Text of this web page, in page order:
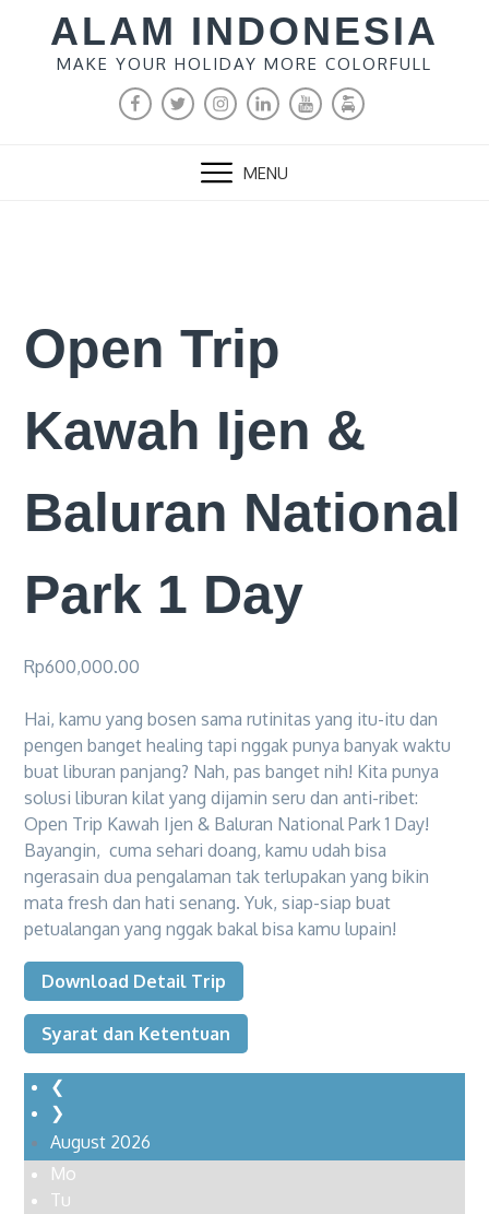
content
ALAM INDONESIA
MAKE YOUR HOLIDAY MORE COLORFULL
FACEBOOK
TWITTERINSTAGRAM
LINKEDINYOUTUBEMALANG
RENTAL
MENU
Open Trip
Kawah Ijen &
Baluran National
Park 1 Day
Rp600,000.00
Hai, kamu yang bosen sama rutinitas yang itu-itu dan
pengen banget healing tapi nggak punya banyak waktu
buat liburan panjang? Nah, pas banget nih! Kita punya
solusi liburan kilat yang dijamin seru dan anti-ribet:
Open Trip Kawah Ijen & Baluran National Park 1 Day!
Bayangin, cuma sehari doang, kamu udah bisa
ngerasain dua pengalaman tak terlupakan yang bikin
mata fresh dan hati senang. Yuk, siap-siap buat
petualangan yang nggak bakal bisa kamu lupain!
Download Detail Trip
Syarat dan Ketentuan
❮
❯
August 2026
Mo
Tu